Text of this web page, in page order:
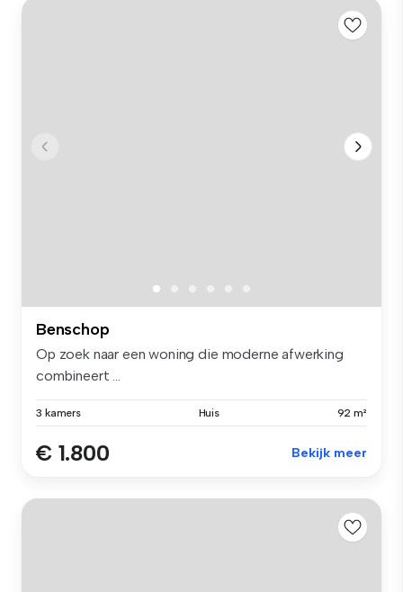
Benschop
Op zoek naar een woning die moderne afwerking
combineert ...
3 kamers Huis 92 m²
€ 1.800 Bekijk meer